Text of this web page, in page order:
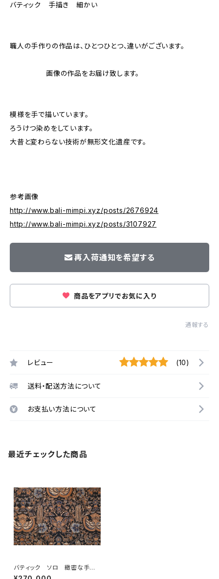
バティック 手描き 細かい
職人の手作りの作品は、ひとつひとつ、違いがございます。
画像の作品をお届け致します。
模様を手で描いています。
ろうけつ染めをしています。
大昔と変わらない技術が無形文化遺産です。
参考画像
http://www.bali-mimpi.xyz/posts/2676924
http://www.bali-mimpi.xyz/posts/3107927
再入荷通知を希望する
商品をアプリでお気に入り
通報する
レビュー (10)
送料・配送方法について
お支払い方法について
最近チェックした商品
バティック ソロ 緻密な手描
き